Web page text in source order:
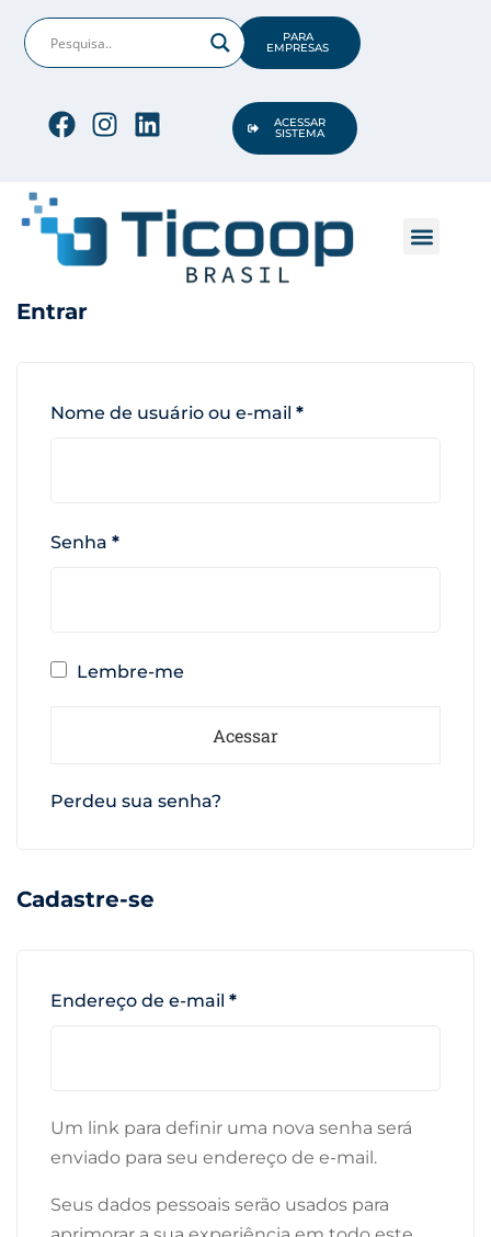
PARA
EMPRESAS
ACESSAR
SISTEMA
Entrar
Nome de usuário ou e-mail *
Senha *
Lembre-me
Acessar
Perdeu sua senha?
Cadastre-se
Endereço de e-mail *
Um link para definir uma nova senha será
enviado para seu endereço de e-mail.
Seus dados pessoais serão usados para